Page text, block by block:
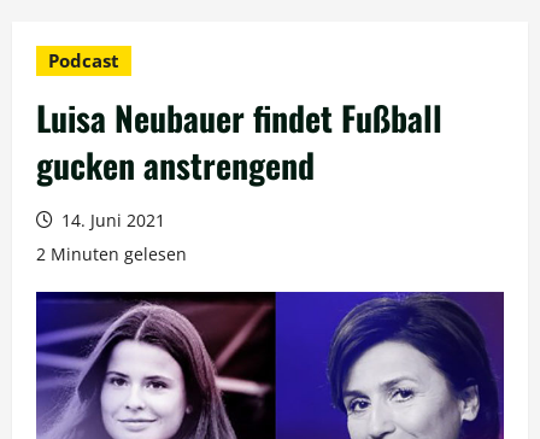
Podcast
Luisa Neubauer findet Fußball
gucken anstrengend
14. Juni 2021
2 Minuten gelesen